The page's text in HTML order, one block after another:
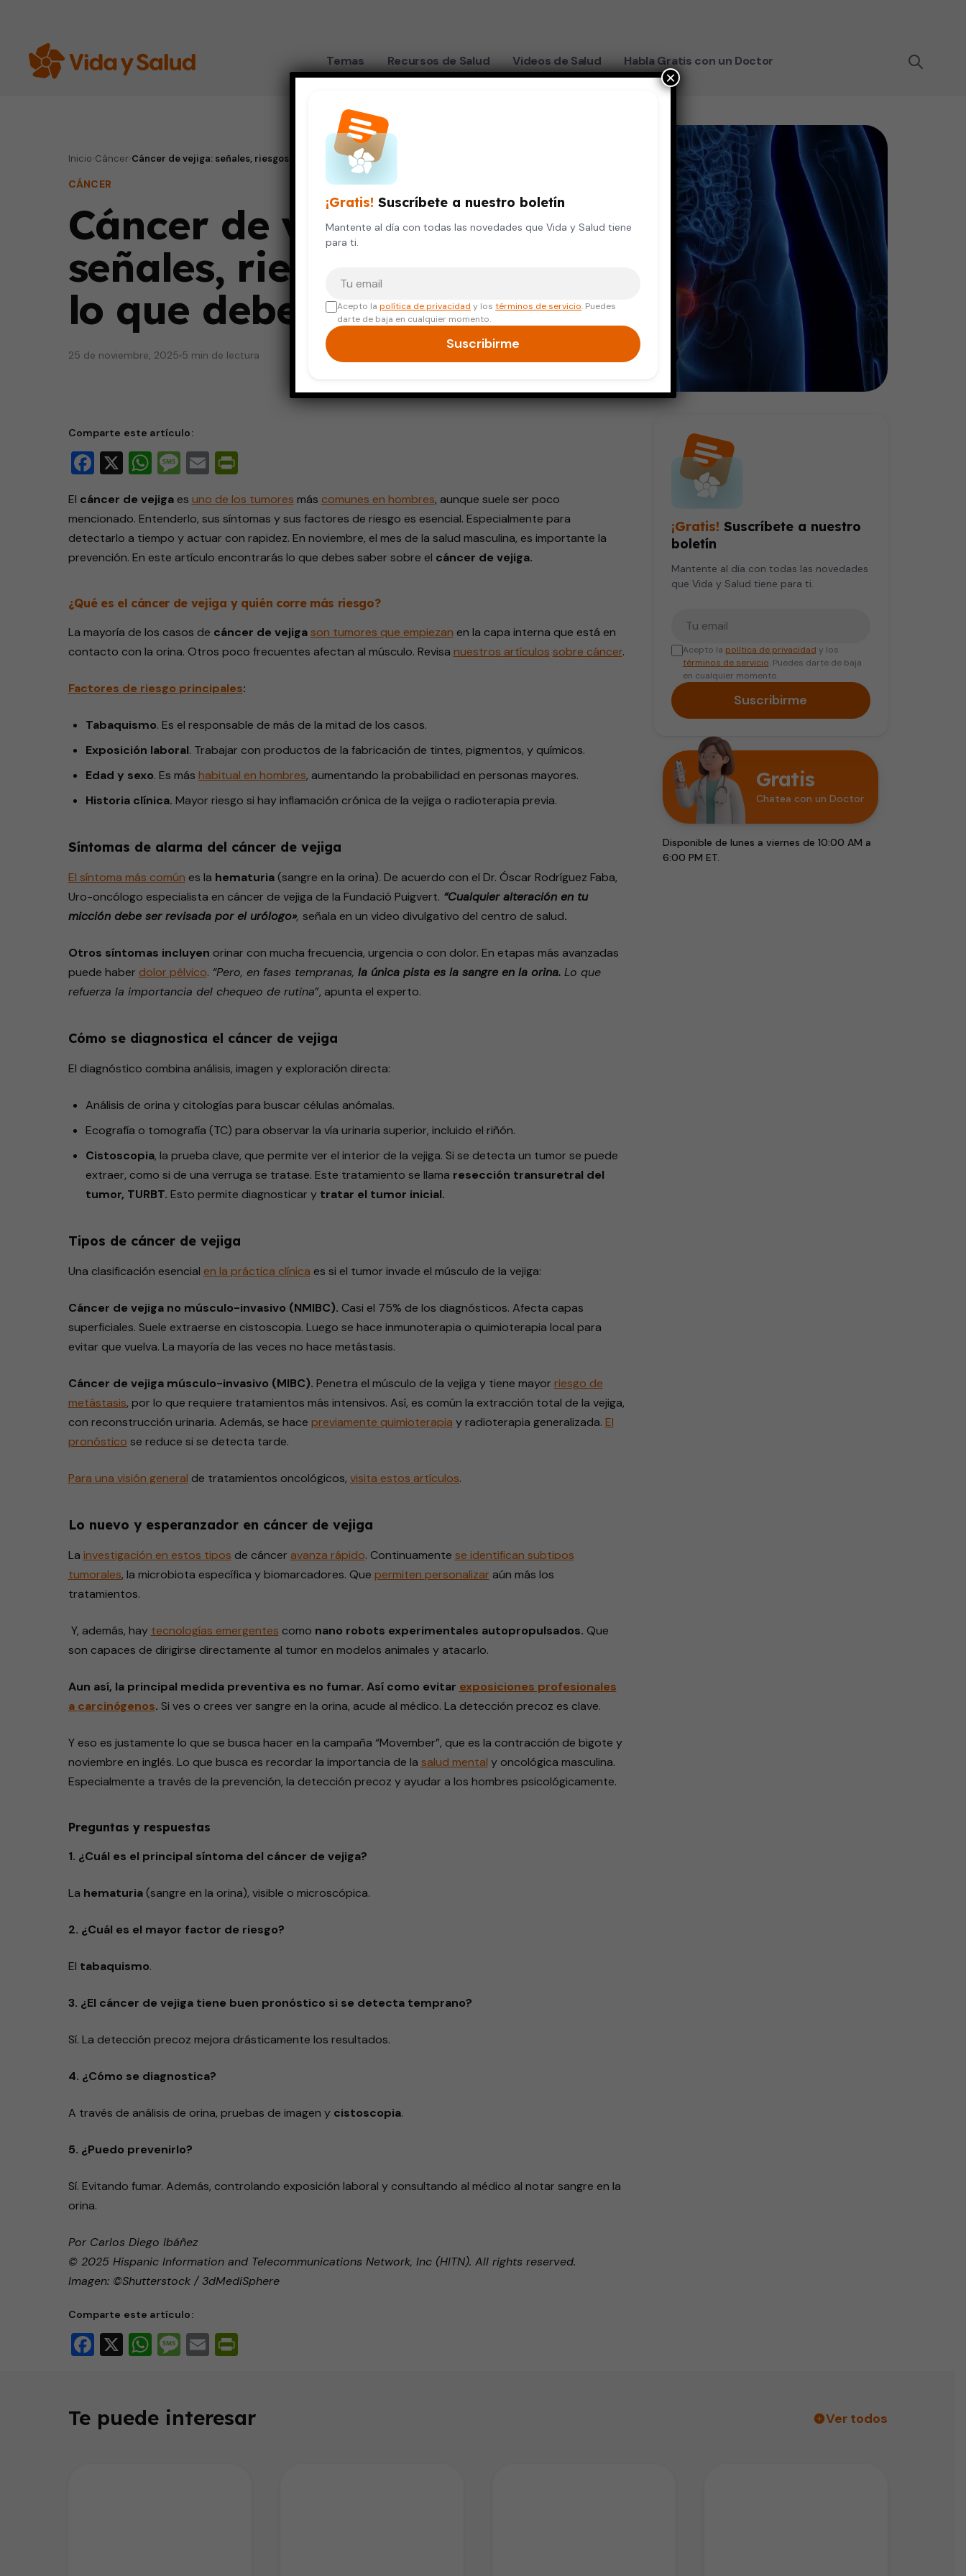
Temas Recursos de Salud Videos de Salud Habla Gratis con un Doctor
Inicio Cáncer› Cáncer de vejiga: señales, riesgos y lo que debes saber
CÁNCER
Cáncer de vejiga:
señales, riesgos y
lo que debes saber
25 de noviembre, 2025 5 min de lectura
Comparte este artículo:
Facebook
X WhatsApp
Message
EmailPrintFriendly
El cáncer de vejigaes uno de los tumores más comunes en hombres, aunque suele ser poco
mencionado. Entenderlo, sus síntomas y sus factores de riesgo es esencial. Especialmente para
detectarlo a tiempo y actuar con rapidez. En noviembre, el mes de la salud masculina, es importante la
prevención. En este artículo encontrarás lo que debes saber sobre el cáncer de vejiga.
¿Qué es el cáncer de vejiga y quién corre más riesgo?
La mayoría de los casos de cáncer de vejiga son tumores que empiezan en la capa interna que está en
contacto con la orina. Otros poco frecuentes afectan al músculo. Revisa nuestros artículos sobre cáncer.
Factores de riesgo principales:
Tabaquismo. Es el responsable de más de la mitad de los casos.
Exposición laboral. Trabajar con productos de la fabricación de tintes, pigmentos, y químicos.
Edad y sexo. Es más habitual en hombres, aumentando la probabilidad en personas mayores.
Historia clínica. Mayor riesgo si hay inflamación crónica de la vejiga o radioterapia previa.
Síntomas de alarma del cáncer de vejiga
El síntoma más común es la hematuria(sangre en la orina). De acuerdo con el Dr. Óscar Rodríguez Faba,
Uro-oncólogo especialista en cáncer de vejiga de la Fundació Puigvert. “Cualquier alteración en tu
micción debe ser revisada por el urólogo», señala en un video divulgativo del centro de salud.
Otros síntomas incluyen orinar con mucha frecuencia, urgencia o con dolor. En etapas más avanzadas
puede haber dolor pélvico. “Pero, en fases tempranas, la única pista es la sangre en la orina. Lo que
refuerza la importancia del chequeo de rutina”, apunta el experto.
Cómo se diagnostica el cáncer de vejiga
El diagnóstico combina análisis, imagen y exploración directa:
Análisis de orina y citologías para buscar células anómalas.
Ecografía o tomografía (TC) para observar la vía urinaria superior, incluido el riñón.
Cistoscopia, la prueba clave, que permite ver el interior de la vejiga. Si se detecta un tumor se puede
extraer, como si de una verruga se tratase. Este tratamiento se llama resección transuretral del
tumor, TURBT. Esto permite diagnosticar y tratar el tumor inicial.
Tipos de cáncer de vejiga
Una clasificación esencial en la práctica clínica es si el tumor invade el músculo de la vejiga:
Cáncer de vejiga no músculo-invasivo (NMIBC). Casi el 75% de los diagnósticos. Afecta capas
superficiales. Suele extraerse en cistoscopia. Luego se hace inmunoterapia o quimioterapia local para
evitar que vuelva. La mayoría de las veces no hace metástasis.
Cáncer de vejiga músculo-invasivo (MIBC). Penetra el músculo de la vejiga y tiene mayor riesgo de
metástasis, por lo que requiere tratamientos más intensivos. Así, es común la extracción total de la vejiga,
con reconstrucción urinaria. Además, se hace previamente quimioterapia y radioterapia generalizada. El
pronóstico se reduce si se detecta tarde.
Para una visión general de tratamientos oncológicos, visita estos artículos.
Lo nuevo y esperanzador en cáncer de vejiga
La investigación en estos tipos de cáncer avanza rápido. Continuamente se identifican subtipos
tumorales, la microbiota específica y biomarcadores. Que permiten personalizar aún más los
tratamientos.
Y, además, hay tecnologías emergentes como nano robots experimentales autopropulsados. Que
son capaces de dirigirse directamente al tumor en modelos animales y atacarlo.
Aun así, la principal medida preventiva es no fumar. Así como evitar exposiciones profesionales
a carcinógenos. Si ves o crees ver sangre en la orina, acude al médico. La detección precoz es clave.
Y eso es justamente lo que se busca hacer en la campaña “Movember”, que es la contracción de bigote y
noviembre en inglés. Lo que busca es recordar la importancia de la salud mental y oncológica masculina.
Especialmente a través de la prevención, la detección precoz y ayudar a los hombres psicológicamente.
Preguntas y respuestas
1. ¿Cuál es el principal síntoma del cáncer de vejiga?
La hematuria(sangre en la orina), visible o microscópica.
2. ¿Cuál es el mayor factor de riesgo?
El tabaquismo.
3. ¿El cáncer de vejiga tiene buen pronóstico si se detecta temprano?
Sí. La detección precoz mejora drásticamente los resultados.
4. ¿Cómo se diagnostica?
A través de análisis de orina, pruebas de imagen y cistoscopia.
5. ¿Puedo prevenirlo?
Sí. Evitando fumar. Además, controlando exposición laboral y consultando al médico al notar sangre en la
orina.
Por Carlos Diego Ibáñez
© 2025 Hispanic Information and Telecommunications Network, Inc (HITN). All rights reserved.
Imagen: ©Shutterstock / 3dMediSphere
Comparte este artículo:
Facebook
X WhatsApp
Message
EmailPrintFriendly
¡Gratis! Suscríbete a nuestro
boletín
Mantente al día con todas las novedades
que Vida y Salud tiene para ti.
Acepto la política de privacidad y los
términos de servicio. Puedes darte de baja
en cualquier momento.
Suscribirme
Gratis
Chatea con un Doctor
Disponible de lunes a viernes de 10:00 AM a
6:00 PM ET.
Te puede interesar Ver todos
¡Gratis! Suscríbete a nuestro boletín
Mantente al día con todas las novedades que Vida y Salud tiene
para ti.
Acepto lapolítica de privacidad y lostérminos de servicio. Puedes
darte de baja en cualquier momento.
Suscribirme
×